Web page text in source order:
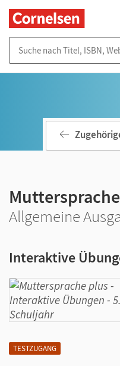
TESTZUGANG
Allgemeine
Interaktive